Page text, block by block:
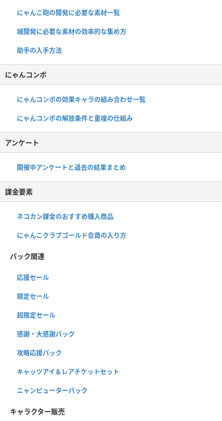
にゃんこ砲の開発に必要な素材一覧
城開発に必要な素材の効率的な集め方
助手の入手方法
にゃんコンボ
にゃんコンボの効果キャラの組み合わせ一覧
にゃんコンボの解放条件と重複の仕組み
アンケート
開催中アンケートと過去の結果まとめ
課金要素
ネコカン課金のおすすめ購入商品
にゃんこクラブゴールド会員の入り方
パック関連
応援セール
限定セール
超限定セール
感謝・大感謝パック
攻略応援パック
キャッツアイ＆レアチケットセット
ニャンピューターパック
キャラクター販売